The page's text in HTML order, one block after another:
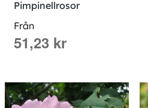
Pimpinellrosor
Från
51,23 kr